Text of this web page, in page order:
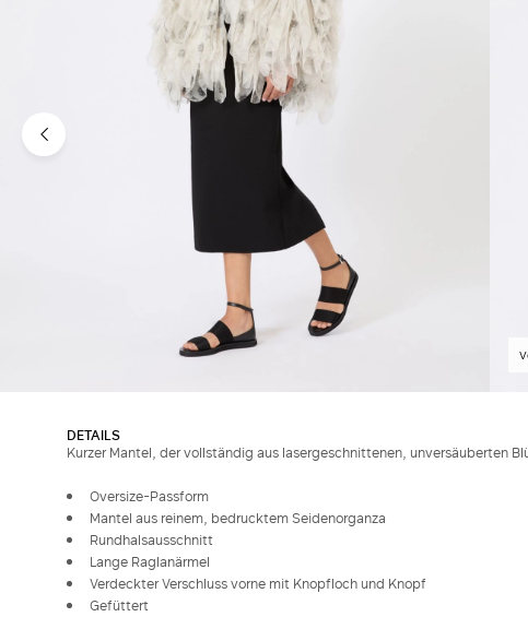
DETAILS
Kurzer Mantel, der vollständig aus lasergeschnittenen, unversäuberten
Oversize-Passform
Mantel aus reinem, bedrucktem Seidenorganza
Rundhalsausschnitt
Lange Raglanärmel
Verdeckter Verschluss vorne mit Knopfloch und Knopf
Gefüttert